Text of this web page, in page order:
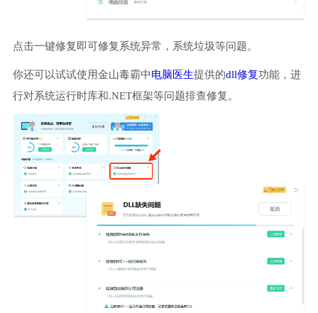
点击一键修复即可修复系统异常，系统垃圾等问题。
你还可以试试使用金山毒霸中电脑医生提供的dll修复功能，进
行对系统运行时库和.NET框架等问题排查修复。